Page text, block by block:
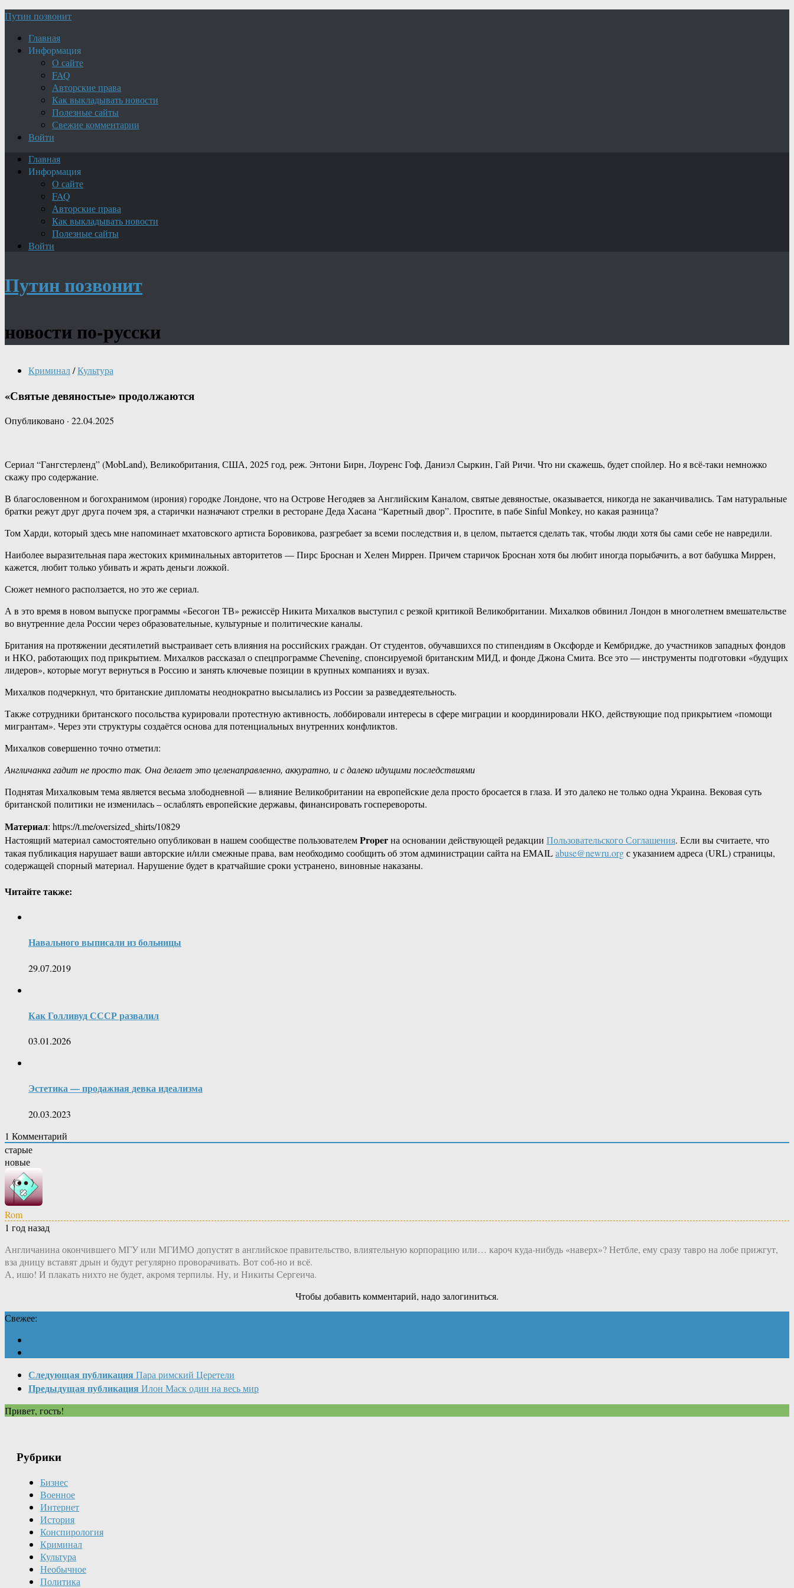
Путин позвонит
Главная
Информация
О сайте
FAQ
Авторские права
Как выкладывать новости
Полезные сайты
Свежие комментарии
Войти
Главная
Информация
О сайте
FAQ
Авторские права
Как выкладывать новости
Полезные сайты
Войти
Путин позвонит
новости по-русски
Криминал/Культура
«Святые девяностые» продолжаются
Опубликовано · 22.04.2025
Сериал “Гангстерленд” (MobLand), Великобритания, США, 2025 год, реж. Энтони Бирн, Лоуренс Гоф, Даниэл Сыркин, Гай Ричи. Что ни скажешь, будет спойлер. Но я всё-таки немножко
скажу про содержание.
В благословенном и богохранимом (ирония) городке Лондоне, что на Острове Негодяев за Английским Каналом, святые девяностые, оказывается, никогда не заканчивались. Там натуральные
братки режут друг друга почем зря, а старички назначают стрелки в ресторане Деда Хасана “Каретный двор”. Простите, в пабе Sinful Monkey, но какая разница?
Том Харди, который здесь мне напоминает мхатовского артиста Боровикова, разгребает за всеми последствия и, в целом, пытается сделать так, чтобы люди хотя бы сами себе не навредили.
Наиболее выразительная пара жестоких криминальных авторитетов — Пирс Броснан и Хелен Миррен. Причем старичок Броснан хотя бы любит иногда порыбачить, а вот бабушка Миррен,
кажется, любит только убивать и жрать деньги ложкой.
Сюжет немного расползается, но это же сериал.
А в это время в новом выпуске программы «Бесогон ТВ» режиссёр Никита Михалков выступил с резкой критикой Великобритании. Михалков обвинил Лондон в многолетнем вмешательстве
во внутренние дела России через образовательные, культурные и политические каналы.
Британия на протяжении десятилетий выстраивает сеть влияния на российских граждан. От студентов, обучавшихся по стипендиям в Оксфорде и Кембридже, до участников западных фондов
и НКО, работающих под прикрытием. Михалков рассказал о спецпрограмме Chevening, спонсируемой британским МИД, и фонде Джона Смита. Все это — инструменты подготовки «будущих
лидеров», которые могут вернуться в Россию и занять ключевые позиции в крупных компаниях и вузах.
Михалков подчеркнул, что британские дипломаты неоднократно высылались из России за разведдеятельность.
Также сотрудники британского посольства курировали протестную активность, лоббировали интересы в сфере миграции и координировали НКО, действующие под прикрытием «помощи
мигрантам». Через эти структуры создаётся основа для потенциальных внутренних конфликтов.
Михалков совершенно точно отметил:
Англичанка гадит не просто так. Она делает это целенаправленно, аккуратно, и с далеко идущими последствиями
Поднятая Михалковым тема является весьма злободневной — влияние Великобритании на европейские дела просто бросается в глаза. И это далеко не только одна Украина. Вековая суть
британской политики не изменилась – ослаблять европейские державы, финансировать госперевороты.
Материал: https://t.me/oversized_shirts/10829
Настоящий материал самостоятельно опубликован в нашем сообществе пользователемProperна основании действующей редакции Пользовательского Соглашения. Если вы считаете, что
такая публикация нарушает ваши авторские и/или смежные права, вам необходимо сообщить об этом администрации сайта на EMAILabuse@newru.orgс указанием адреса (URL) страницы,
содержащей спорный материал. Нарушение будет в кратчайшие сроки устранено, виновные наказаны.
Читайте также:
Навального выписали из больницы
29.07.2019
Как Голливуд СССР развалил
03.01.2026
Эстетика — продажная девка идеализма
20.03.2023
1 Комментарий
старые
новые
Rom
1 год назад
Англичанина окончившего МГУ или МГИМО допустят в английское правительство, влиятельную корпорацию или… кароч куда-нибудь «наверх»? Нетбле, ему сразу тавро на лобе прижгут,
вза дницу вставят дрын и будут регулярно проворачивать. Вот соб-но и всё.
А, ишо! И плакать нихто не будет, акромя терпилы. Ну, и Никиты Сергеича.
Чтобы добавить комментарий, надо залогиниться.
Свежее:
Следующая публикация Пара римский Церетели
Предыдущая публикация Илон Маск один на весь мир
Привет, гость!
Рубрики
Бизнес
Военное
Интернет
История
Конспирология
Криминал
Культура
Необычное
Политика